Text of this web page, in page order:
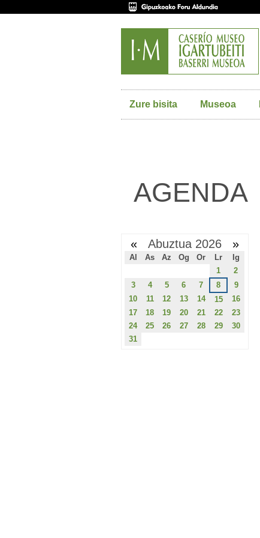
Zure bisita Museoa
AGENDA
« Abuztua 2026 »
Al As Az Og Or Lr
Ig
1
2
3
4 5 6 7 8
9
10
11 12 13 14 15
16
17
18 19 20 21 22
23
24
25 26 27 28 29
30
31